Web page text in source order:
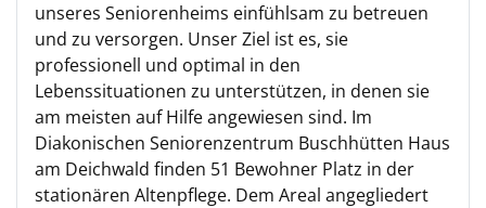
unseres Seniorenheims einfühlsam zu betreuen
und zu versorgen. Unser Ziel ist es, sie
professionell und optimal in den
Lebenssituationen zu unterstützen, in denen sie
am meisten auf Hilfe angewiesen sind. Im
Diakonischen Seniorenzentrum Buschhütten Haus
am Deichwald finden 51 Bewohner Platz in der
stationären Altenpflege. Dem Areal angegliedert